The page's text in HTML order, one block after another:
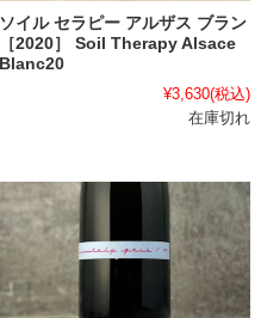
ソイル セラピー アルザス ブラン
［2020］ Soil Therapy Alsace
Blanc20
¥3,630(税込)
在庫切れ